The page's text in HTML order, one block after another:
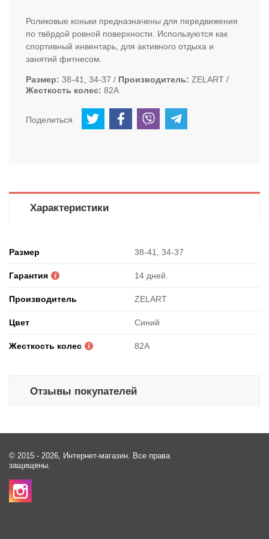
Роликовые коньки предназначены для передвижения
по твёрдой ровной поверхности. Используются как
спортивный инвентарь, для активного отдыха и
занятий фитнесом.
Размер 38-41, 34-37 Производитель
ZELART
Жесткость колес 82A
Поделиться
Характеристики
Размер 38-41, 34-37
Гарантия 14 дней.
Производитель ZELART
Цвет Синий
Жесткость колес 82A
Отзывы покупателей
© 2015 - 2026, Интернет-магазин. Все права
защищены.